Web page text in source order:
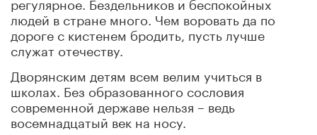
людей в стране много. Чем воровать да по
дороге с кистенем бродить, пусть лучше
служат отечеству.
Дворянским детям всем велим учиться в
школах. Без образованного сословия
современной державе нельзя – ведь
восемнадцатый век на носу.